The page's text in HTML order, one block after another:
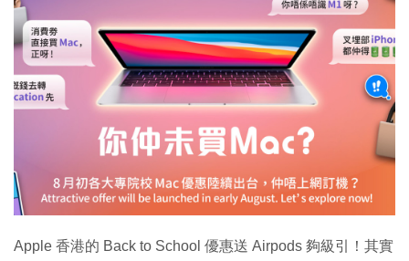
Apple 香港的 Back to School 優惠送 Airpods 夠級引！其實